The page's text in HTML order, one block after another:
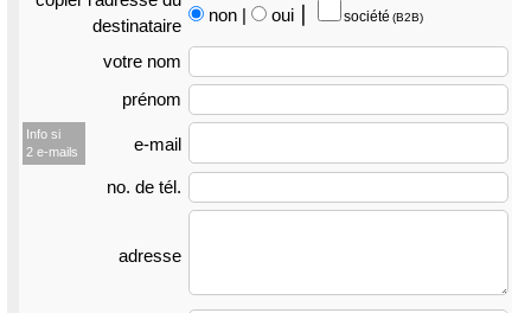
destina­taire
non | oui société (B2B)
votre nom
prénom
Info si
2 e-mails
e-mail
no. de tél.
adresse